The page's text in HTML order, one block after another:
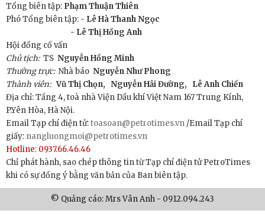
Tổng biên tập: Phạm Thuận Thiên
Phó Tổng biên tập: - Lê Hà Thanh Ngọc
- Lê Thị Hồng Anh
Hội đồng cố vấn
Chủ tịch:TS Nguyễn Hồng Minh
Thường trực: Nhà báo Nguyễn Như Phong
Thành viên: Vũ Thị Chọn, Nguyễn Hải Đường,
Lê Anh Chiến
Địa chỉ: Tầng 4, toà nhà Viện Dầu khí Việt Nam 167 Trung Kính,
P.Yên Hòa, Hà Nội.
Email Tạp chí điện tử:toasoan@petrotimes.vn /Email Tạp chí
giấy: nangluongmoi@petrotimes.vn
Hotline: 0937.66.46.46
Chỉ phát hành, sao chép thông tin từ Tạp chí điện tử PetroTimes
khi có sự đồng ý bằng văn bản của Ban biên tập.
© Quảng cáo: Mrs Vân Anh - 0912.094.243